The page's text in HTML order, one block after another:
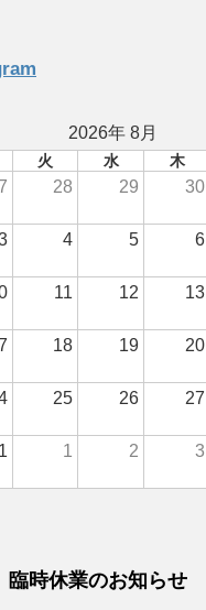
2026年 8月
火 水 木
28 29 30
4 5 6
11 12 13
18 19 20
25 26 27
1 2 3
臨時休業のお知らせ